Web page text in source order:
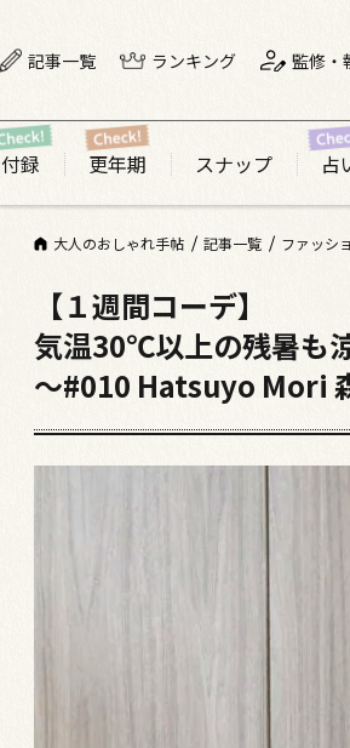
記事一覧 ランキング 監修・
付録 更年期 スナップ 占
大人のおしゃれ手帖 記事一覧 ファッシ
【１週間コーデ】
気温30℃以上の残暑も
～#010 Hatsuyo Mori